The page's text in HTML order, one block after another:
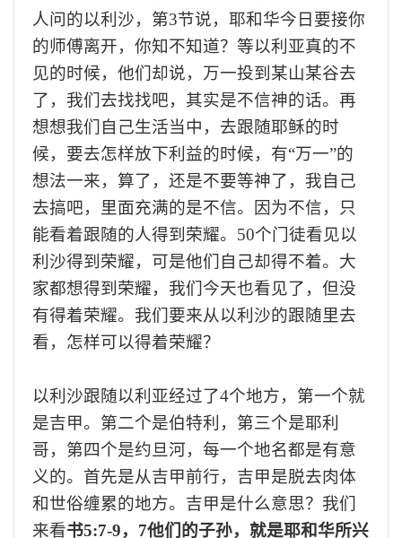
人问的以利沙，第3节说，耶和华今日要接你
的师傅离开，你知不知道？等以利亚真的不
见的时候，他们却说，万一投到某山某谷去
了，我们去找找吧，其实是不信神的话。再
想想我们自己生活当中，去跟随耶稣的时
候，要去怎样放下利益的时候，有“万一”的
想法一来，算了，还是不要等神了，我自己
去搞吧，里面充满的是不信。因为不信，只
能看着跟随的人得到荣耀。50个门徒看见以
利沙得到荣耀，可是他们自己却得不着。大
家都想得到荣耀，我们今天也看见了，但没
有得着荣耀。我们要来从以利沙的跟随里去
看，怎样可以得着荣耀？
以利沙跟随以利亚经过了4个地方，第一个就
是吉甲。第二个是伯特利，第三个是耶利
哥，第四个是约旦河，每一个地名都是有意
义的。首先是从吉甲前行， 吉甲是脱去肉体
和世俗缠累的地方。 吉甲是什么意思？我们
来看书5:7-9，7他们的子孙，就是耶和华所兴